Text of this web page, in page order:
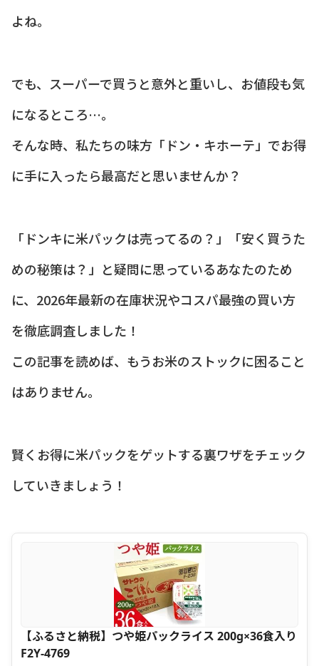
よね。
でも、スーパーで買うと意外と重いし、お値段も気
になるところ…。
そんな時、私たちの味方「ドン・キホーテ」でお得
に手に入ったら最高だと思いませんか？
「ドンキに米パックは売ってるの？」「安く買うた
めの秘策は？」と疑問に思っているあなたのため
に、2026年最新の在庫状況やコスパ最強の買い方
を徹底調査しました！
この記事を読めば、もうお米のストックに困ること
はありません。
賢くお得に米パックをゲットする裏ワザをチェック
していきましょう！
【ふるさと納税】つや姫パックライス 200g×36食入り
F2Y-4769